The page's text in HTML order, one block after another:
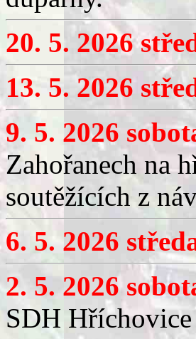
20. 5. 2026
13. 5. 2026
9. 5. 2026
Zahořanech na
soutěžících z
6. 5. 2026
2. 5. 2026
SDH